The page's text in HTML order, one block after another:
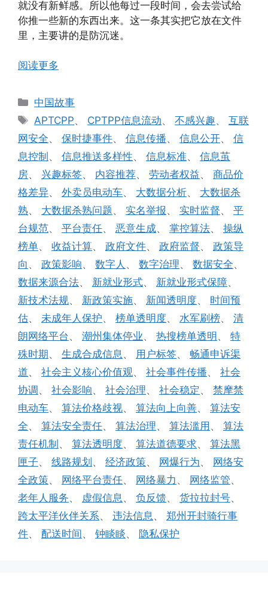
就没有新鲜感。所以他每过一段时间，会去尝试给
你推一些新的东西出来。这一条其实把它放在文件
里，主要讲的是防沉迷。
阅读更多
分
类
中国故事
标
签
APTCPP、 CPTPP信息流动、不感兴趣、互联
网安全、 保时捷事件、 信息传播、 信息公开、 信
息控制 、 信息推送多样性、 信息标准、 信息茧
房、 兴趣标签、 内容推荐、 劳动者权益、 商品价
格差异、 外卖员电动车、 大数据分析、 大数据杀
熟、 大数据杀熟问题、 实名举报、 实时监督、 平
台规范、 平台责任、 恶意生成、 掌控算法、 操纵
榜单、 收益计算、 政府文件、 政府监督、 政策导
向 、 政策影响、 数字人 、 数字治理、 数据安全、
数据来源合法、 新就业形式、 新就业形式保障、
新技术法规、 新政策实施、 新闻透明度、 时间预
估、 未成年人保护、 榜单透明度、 水军刷榜、 清
朗网络平台 、 潮州集体停业、 热搜榜单透明 、 特
殊时期、 生成合成信息、 用户标签、 畅通申诉渠
道、 社会主义核心价值观、 社会事件传播、 社会
协调 、 社会影响、 社会治理、 社会稳定 、 禁摩禁
电动车、 算法价格歧视、 算法向上向善、 算法安
全、 算法安全责任、 算法治理、 算法滥用 、 算法
责任机制 、 算法透明度、 算法道德要求、 算法黑
匣子、 线路规划 、 经济政策、 网爆行为、 网络安
全政策、 网络平台责任、 网络暴力 、 网络监管、
老年人服务、 虚假信息、 负反馈、 货拉拉封号、
跨太平洋伙伴关系、 违法信息、 郑州开封骑行事
件、 配送时间、 钟睒睒、 隐私保护